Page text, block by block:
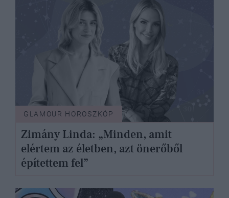
GLAMOUR HOROSZKÓP
Zimány Linda: „Minden, amit
elértem az életben, azt önerőből
építettem fel”